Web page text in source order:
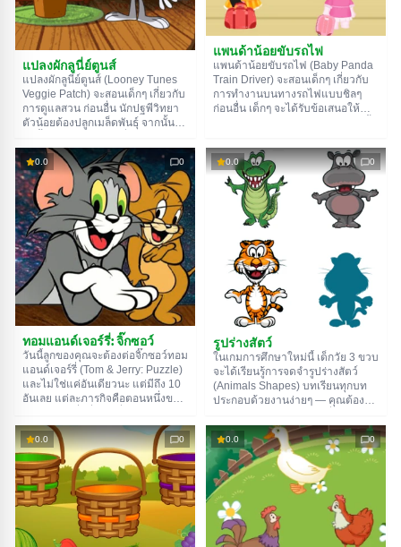
แปลงผักลูนี่ย์ตูนส์
แปลงผักลูนี่ย์ตูนส์ (Looney Tunes
Veggie Patch) จะสอนเด็กๆ เกี่ยวกับ
การดูแลสวน ก่อนอื่น นักปฐพีวิทยา
ตัวน้อยต้องปลูกเมล็ดพันธุ์ จากนั้น
การกระทำทั้งหมดทำโดยมีตัวละคร
ร่าเริงจากซีรีส์แอนิเมชั่นคอยเป็น
เพื่อน เกมนี้มีไอเท็มแบบโต้ตอบ
มากมายที่สามารถนำไปใช้กับตัว
ละครต่างๆ ได้
แพนด้าน้อยขับรถไฟ
แพนด้าน้อยขับรถไฟ (Baby Panda
Train Driver) จะสอนเด็กๆ เกี่ยวกับ
การทำงานบนทางรถไฟแบบชิลๆ
ก่อนอื่น เด็กๆ จะได้รับข้อเสนอให้
ทีนี้เราต้องตรวจตั๋วและสัมภาระของ
ผู้โดยสาร และเมื่อพวกเขานั่งประจำ
ที่ คุณก็สามารถส่งสัญญาณและออก
เดินทางได้เลย
0.0 0
ทอมแอนด์เจอร์รี่: จิ๊กซอว์
วันนี้ลูกของคุณจะต้องต่อจิ๊กซอว์ทอม
แอนด์เจอร์รี่ (Tom & Jerry: Puzzle)
และไม่ใช่แค่อันเดียวนะ แต่มีถึง 10
อันเลย แต่ละภารกิจคือตอนหนึ่งของ
กันทีละชิ้น ที่น่าสังเกตคือฉากส่วน
ใหญ่แสดงให้เห็นถึงมิตรภาพระหว่าง
ตัวละคร ไม่ใช่ความเกลียดชัง พวก
เขาดูมีความสุขและพอใจมาก
ราวกับว่าเป็นเพื่อนกันมาตลอดชีวิต
0.0 0
รูปร่างสัตว์
ในเกมการศึกษาใหม่นี้ เด็กวัย 3 ขวบ
จะได้เรียนรู้การจดจำรูปร่างสัตว์
(Animals Shapes) บทเรียนทุกบท
ประกอบด้วยงานง่ายๆ — คุณต้องจับ
กดคลิกซ้ายค้างไว้แล้วลากสัตว์ไปยัง
ตำแหน่งที่ถูกต้อง มีสัตว์ให้เลือก
มากมาย: ทั้งจระเข้ สิงโต ฮิปโป แรด
และอื่นๆ อีกเพียบ
0.0 0 0.0 0